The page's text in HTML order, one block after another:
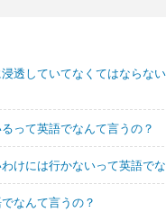
透していてなくてはならな
って英語でなんて言うの？
けには行かないって英語で
なんて言うの？